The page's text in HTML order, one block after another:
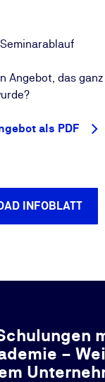
Angebot, das
als PDF
INFOBLATT
–